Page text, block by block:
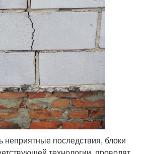
неприятные последствия, блоки